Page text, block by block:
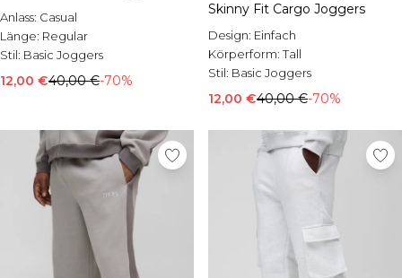
Anlass: Casual
Länge: Regular
Stil: Basic Joggers
12,00 €40,00 €-70%
Skinny Fit Cargo Joggers
Design: Einfach
Körperform:Tall
Stil: Basic Joggers
12,00 €40,00 €-70%